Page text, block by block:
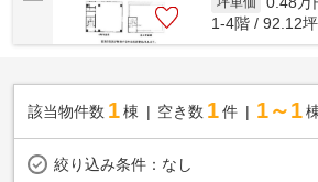
1-4階 / 92.12
該当物件数 1棟 空き数 1 件 1～1
絞り込み条件： なし